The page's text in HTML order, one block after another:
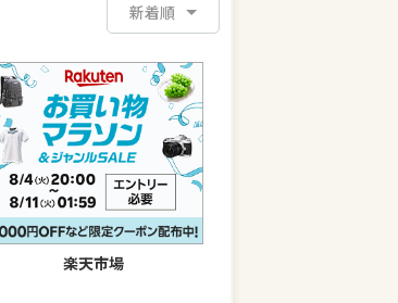
新着順
楽天市場